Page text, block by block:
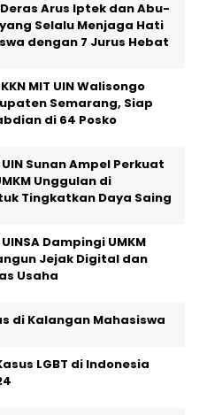
Arus Iptek dan Abu-
Selalu Menjaga Hati
dengan 7 Jurus Hebat
MIT UIN Walisongo
Semarang, Siap
di 64 Posko
Sunan Ampel Perkuat
Unggulan di
Tingkatkan Daya Saing
Dampingi UMKM
Jejak Digital dan
Usaha
di Kalangan Mahasiswa
LGBT di Indonesia